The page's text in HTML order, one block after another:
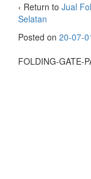
‹ Return to Jual
Selatan
Posted on 20-07-
FOLDING-GATE-